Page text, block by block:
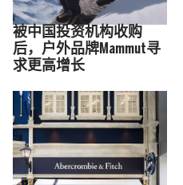
被中国投资机构收购
后，户外品牌Mammut寻
求更高增长